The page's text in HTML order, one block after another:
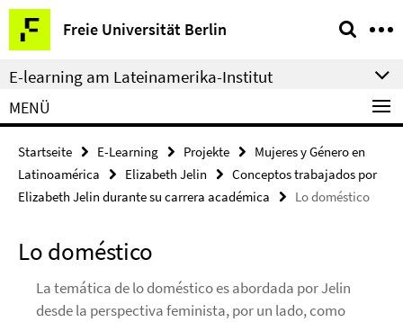
Springe
direkt
zu
Inhalt
Freie Universität Berlin
Service-
Navigation
E-learning am Lateinamerika-Institut
MENÜ
Startseite E-Learning Projekte
Mujeres y Género en
Latinoamérica
Elizabeth Jelin
Conceptos trabajados por
Elizabeth Jelin durante su carrera académica
Lo doméstico
Lo doméstico
La temática de lo doméstico es abordada por Jelin
desde la perspectiva feminista, por un lado, como